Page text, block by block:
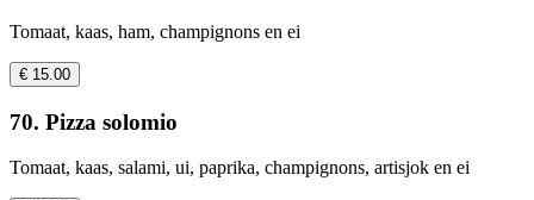
Tomaat, kaas, ham, champignons en ei
€ 15.00
70. Pizza solomio
Tomaat, kaas, salami, ui, paprika, champignons, artisjok en ei